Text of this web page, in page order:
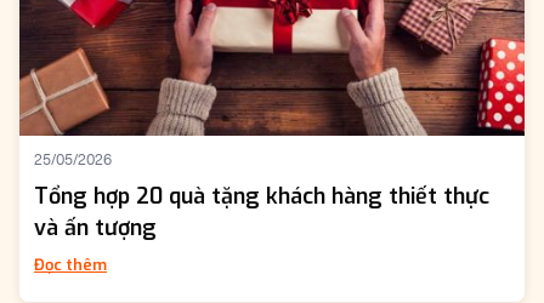
25/05/2026
Tổng hợp 20 quà tặng khách hàng thiết thực
và ấn tượng
Đọc thêm